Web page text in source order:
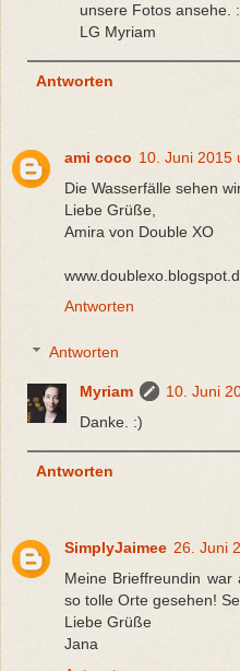
unsere Fotos ansehe.
LG Myriam
Antworten
ami coco 10. Juni 2015
Die Wasserfälle sehen
Liebe Grüße,
Amira von Double XO
Antworten
Antworten
Myriam
10. Juni
Danke. :)
Antworten
SimplyJaimee 26. Juni
Meine Brieffreundin
so tolle Orte gesehen!
Liebe Grüße
Jana